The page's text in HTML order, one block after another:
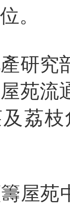
。
研究
苑流
荔
屋苑